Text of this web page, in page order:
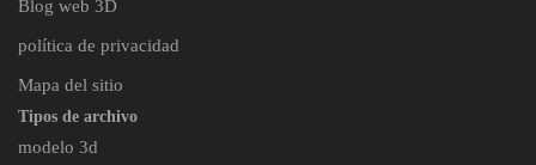
Blog web 3D
política de privacidad
Mapa del sitio
Tipos de archivo
modelo 3d